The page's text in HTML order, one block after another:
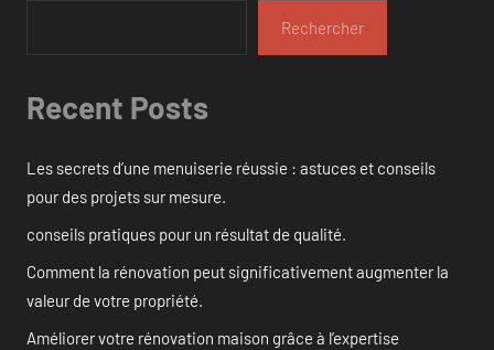
Rechercher
Recent Posts
Les secrets d’une menuiserie réussie : astuces et conseils
pour des projets sur mesure.
conseils pratiques pour un résultat de qualité.
Comment la rénovation peut significativement augmenter la
valeur de votre propriété.
Améliorer votre rénovation maison grâce à l’expertise